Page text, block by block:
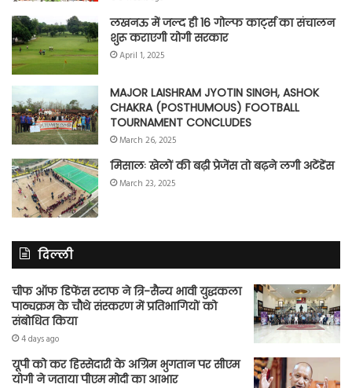
लखनऊ में जल्द ही 16 गोल्फ कार्ट्स का संचालन
शुरू कराएगी योगी सरकार
April 1, 2025
MAJOR LAISHRAM JYOTIN SINGH, ASHOK
CHAKRA (POSTHUMOUS) FOOTBALL
TOURNAMENT CONCLUDES
March 26, 2025
मिसालः खेलों की बढ़ी प्रेजेंस तो बढ़ने लगी अटेंडेंस
March 23, 2025
दिल्ली
चीफ ऑफ डिफेंस स्टाफ ने त्रि-सैन्य भावी युद्धकला
पाठ्यक्रम के चौथे संस्करण में प्रतिभागियों को
संबोधित किया
4 days ago
यूपी को कर हिस्सेदारी के अग्रिम भुगतान पर सीएम
योगी ने जताया पीएम मोदी का आभार